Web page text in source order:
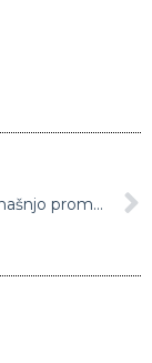
Ste videli današnjo prometno nesrečo?